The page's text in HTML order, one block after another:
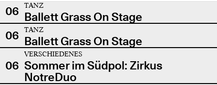
06
TANZ
Ballett Grass On Stage
06
TANZ
Ballett Grass On Stage
06
VERSCHIEDENES
Sommer im Südpol: Zirkus
NotreDuo